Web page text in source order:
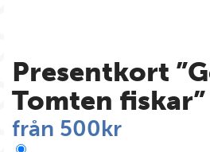
Presentkort
Tomten fiskar”
från 500kr